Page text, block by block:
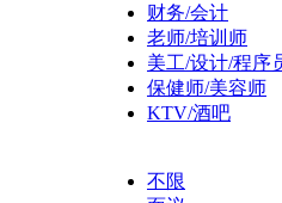
财务/会计
老师/培训师
美工/设计/程序
保健师/美容师
KTV/酒吧
不限